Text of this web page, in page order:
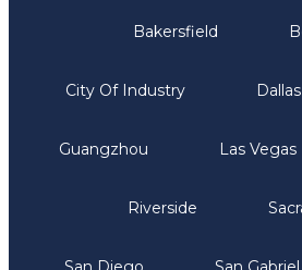
Bakersfield
City Of Industry Dallas
Guangzhou Las Vegas
Riverside